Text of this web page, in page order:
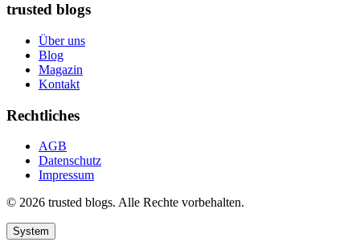
trusted blogs
Über uns
Blog
Magazin
Kontakt
Rechtliches
AGB
Datenschutz
Impressum
© 2026 trusted blogs. Alle Rechte vorbehalten.
System